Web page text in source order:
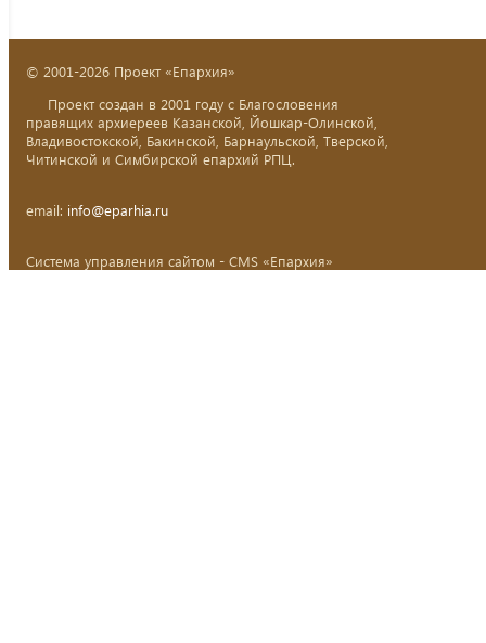
© 2001-2026 Проект «Епархия»
Проект создан в 2001 году с Благословения
правящих архиереев Казанской, Йошкар-Олинской,
Владивостокской, Бакинской, Барнаульской, Тверской,
Читинской и Симбирской епархий РПЦ.
email: info@eparhia.ru
Система управления сайтом - CMS «Епархия»